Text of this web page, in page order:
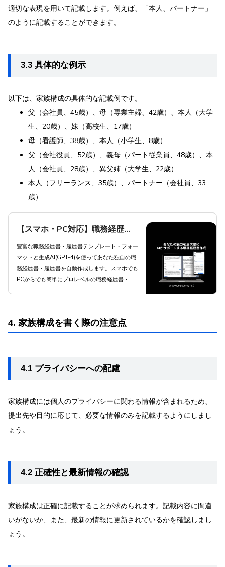
適切な表現を用いて記載します。例えば、「本人、パートナー」
のように記載することができます。
3.3 具体的な例示
以下は、家族構成の具体的な記載例です。
父（会社員、45歳）、母（専業主婦、42歳）、本人（大学
生、20歳）、妹（高校生、17歳）
母（看護師、38歳）、本人（小学生、8歳）
父（会社役員、52歳）、義母（パート従業員、48歳）、本
人（会社員、28歳）、異父姉（大学生、22歳）
本人（フリーランス、35歳）、パートナー（会社員、33
歳）
【スマホ・PC対応】職務経歴
書・履歴書を生成AIが自動作成 -
職種別職務経歴書テンプレートと
豊富な自己PR例文と職務要約例
文で簡単作成 | 職務経歴書・履歴
豊富な職務経歴書・履歴書テンプレート・フォー
マットと生成AI(GPT-4)を使ってあなた独自の職
務経歴書・履歴書を自動作成します。スマホでも
PCからでも簡単にプロレベルの職務経歴書・履
4. 家族構成を書く際の注意点
4.1 プライバシーへの配慮
家族構成には個人のプライバシーに関わる情報が含まれるため、
提出先や目的に応じて、必要な情報のみを記載するようにしまし
ょう。
4.2 正確性と最新情報の確認
家族構成は正確に記載することが求められます。記載内容に間違
いがないか、また、最新の情報に更新されているかを確認しまし
ょう。